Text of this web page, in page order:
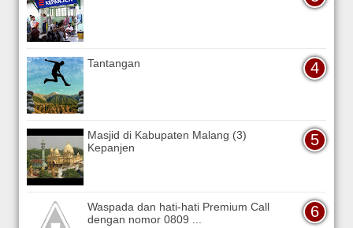
Tantangan
Masjid di Kabupaten Malang (3)
Kepanjen
Waspada dan hati-hati Premium Call
dengan nomor 0809 ...